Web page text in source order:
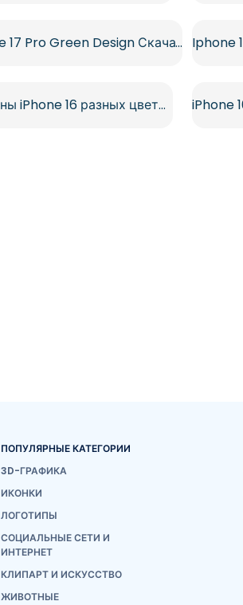
iPhone 17 Pro Green Design Скачать бесплатно PNG
Телефоны iPhone 16 разных цветов Бесплатно PNG
ПОПУЛЯРНЫЕ КАТЕГОРИИ
3D-ГРАФИКА
ИКОНКИ
ЛОГОТИПЫ
СОЦИАЛЬНЫЕ СЕТИ И
ИНТЕРНЕТ
КЛИПАРТ И ИСКУССТВО
ЖИВОТНЫЕ